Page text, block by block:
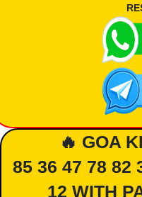
🔥 GOA
85 36 47 78 82
12 WITH